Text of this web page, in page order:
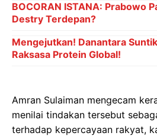
BOCORAN ISTANA: Prabowo
Destry Terdepan?
Mengejutkan! Danantara
Raksasa Protein Global!
Amran Sulaiman mengecam
menilai tindakan tersebut
terhadap kepercayaan rakyat,